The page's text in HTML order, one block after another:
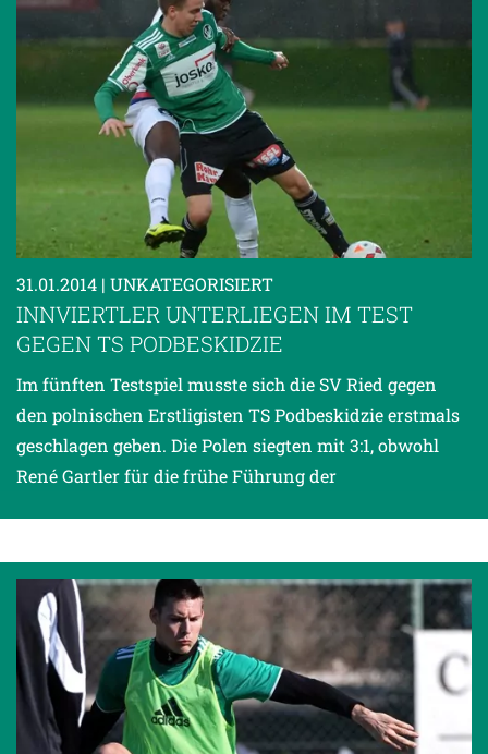
31.01.2014 | UNKATEGORISIERT
INNVIERTLER UNTERLIEGEN IM TEST
GEGEN TS PODBESKIDZIE
Im fünften Testspiel musste sich die SV Ried gegen
den polnischen Erstligisten TS Podbeskidzie erstmals
geschlagen geben. Die Polen siegten mit 3:1, obwohl
René Gartler für die frühe Führung der